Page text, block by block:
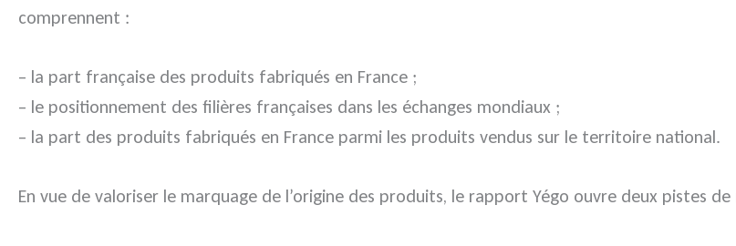
comprennent :
– la part française des produits fabriqués en France ;
– le positionnement des filières françaises dans les échanges mondiaux ;
– la part des produits fabriqués en France parmi les produits vendus sur le territoire national.
En vue de valoriser le marquage de l’origine des produits, le rapport Yégo ouvre deux pistes